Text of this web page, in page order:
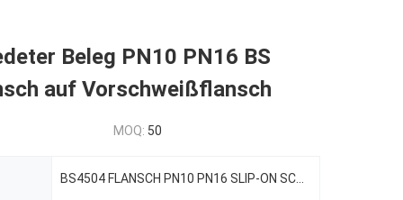
Beleg PN10 PN16 BS
auf Vorschweißflansch
MOQ: 50